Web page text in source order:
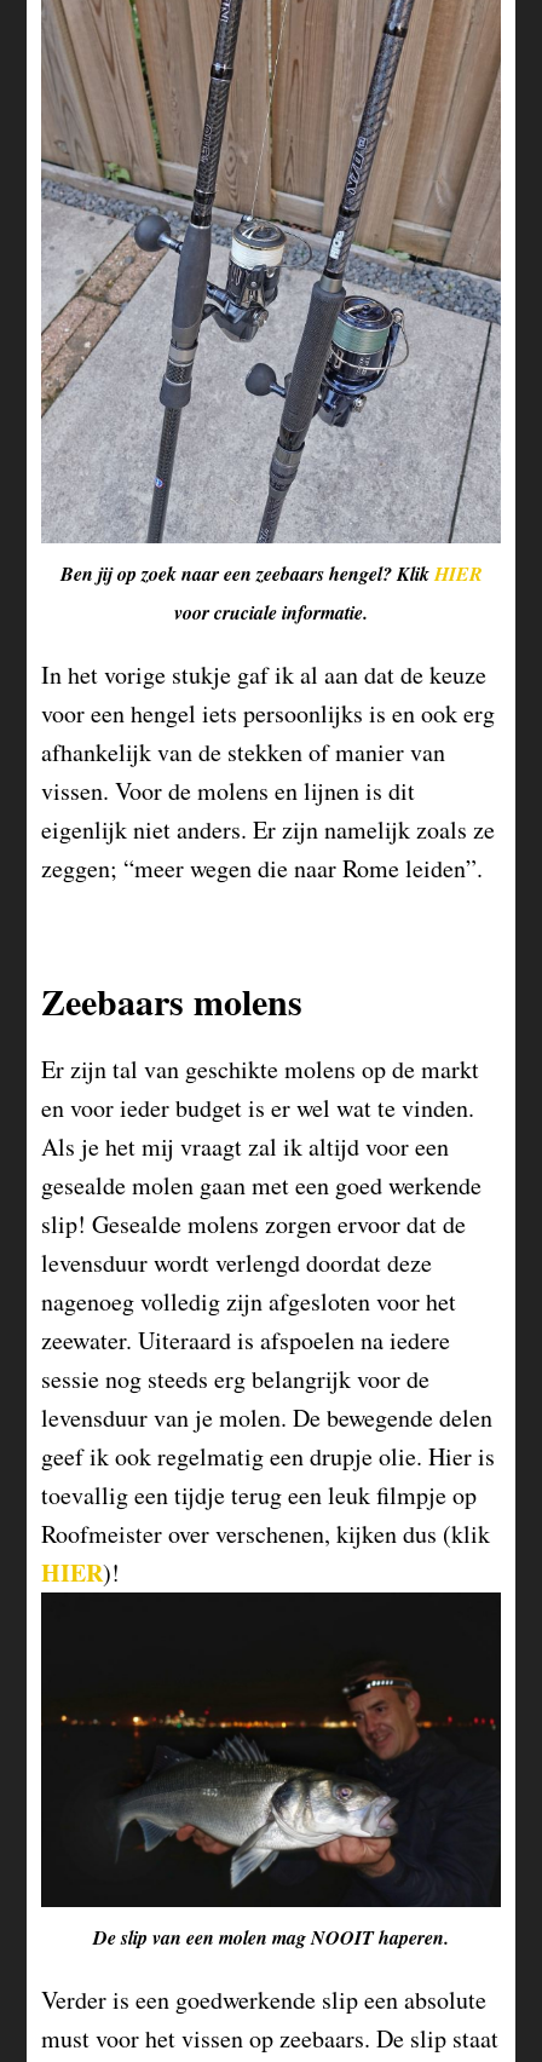
Ben jij op zoek naar een zeebaars hengel? KlikHIER
voor cruciale informatie.
In het vorige stukje gaf ik al aan dat de keuze
voor een hengel iets persoonlijks is en ook erg
afhankelijk van de stekken of manier van
vissen. Voor de molens en lijnen is dit
eigenlijk niet anders. Er zijn namelijk zoals ze
zeggen; “meer wegen die naar Rome leiden”.
Zeebaars molens
Er zijn tal van geschikte molens op de markt
en voor ieder budget is er wel wat te vinden.
Als je het mij vraagt zal ik altijd voor een
gesealde molen gaan met een goed werkende
slip! Gesealde molens zorgen ervoor dat de
levensduur wordt verlengd doordat deze
nagenoeg volledig zijn afgesloten voor het
zeewater. Uiteraard is afspoelen na iedere
sessie nog steeds erg belangrijk voor de
levensduur van je molen. De bewegende delen
geef ik ook regelmatig een drupje olie. Hier is
toevallig een tijdje terug een leuk filmpje op
Roofmeister over verschenen, kijken dus (klik
HIER)!
De slip van een molen mag NOOIT haperen.
Verder is een goedwerkende slip een absolute
must voor het vissen op zeebaars. De slip staat